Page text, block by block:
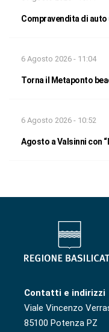
Compravendita di
6 Agosto 2026 - 11:04
Torna il Metaponto
6 Agosto 2026 - 10:52
Agosto a Valsinni con
Contatti e indirizzi
Viale Vincenzo
85100 Potenza PZ